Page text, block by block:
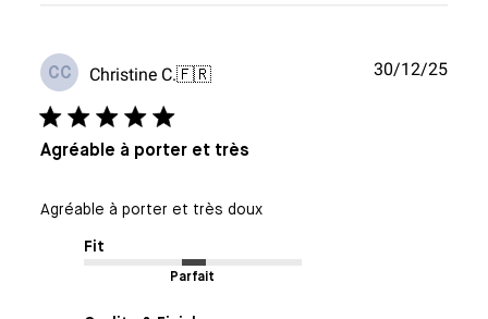
CC Christine C.🇫🇷
Agréable à porter et très
Agréable à porter et très doux
Fit
Parfait
Date
30/12/25